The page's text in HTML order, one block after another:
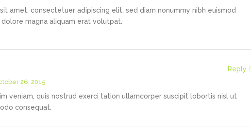
amet, consectetuer adipiscing elit, sed diam nonummy nibh euismod
magna aliquam erat volutpat.
Reply
26, 2015
veniam, quis nostrud exerci tation ullamcorper suscipit lobortis nisl ut
consequat.